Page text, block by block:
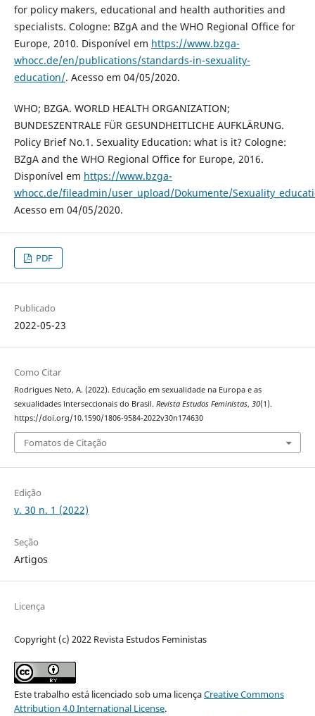
for policy makers, educational and health authorities and
specialists. Cologne: BZgA and the WHO Regional Office for
Europe, 2010. Disponível em https://www.bzga-
whocc.de/en/publications/standards-in-sexuality-
education/. Acesso em 04/05/2020.
WHO; BZGA. WORLD HEALTH ORGANIZATION;
BUNDESZENTRALE FÜR GESUNDHEITLICHE AUFKLÄRUNG.
Policy Brief No.1. Sexuality Education: what is it? Cologne:
BZgA and the WHO Regional Office for Europe, 2016.
Disponível em https://www.bzga-
whocc.de/fileadmin/user_upload/Dokumente/
Acesso em 04/05/2020.
PDF
Publicado
2022-05-23
Como Citar
Rodrigues Neto, A. (2022). Educação em sexualidade na Europa e as
sexualidades interseccionais do Brasil. Revista Estudos Feministas, 30(1).
https://doi.org/10.1590/1806-9584-2022v30n174630
Fomatos de Citação
Edição
v. 30 n. 1 (2022)
Seção
Artigos
Licença
Copyright (c) 2022 Revista Estudos Feministas
Este trabalho está licenciado sob uma licençaCreative Commons
Attribution 4.0 International License.